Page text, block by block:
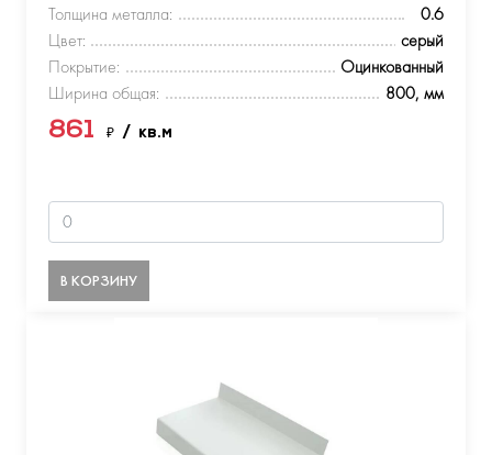
Толщина металла:
0.6
Цвет:
серый
Покрытие:
Оцинкованный
Ширина общая:
800, мм
861 ₽ / кв.м
В КОРЗИНУ